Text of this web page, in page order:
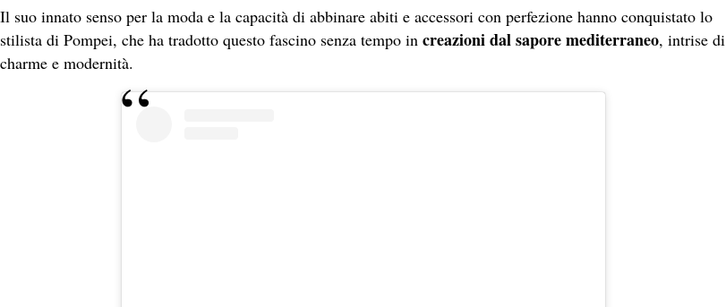
Il suo innato senso per la moda e la capacità di abbinare abiti e accessori con perfezione hanno conquistato lo
stilista di Pompei, che ha tradotto questo fascino senza tempo in creazioni dal sapore mediterraneo, intrise di
charme e modernità.